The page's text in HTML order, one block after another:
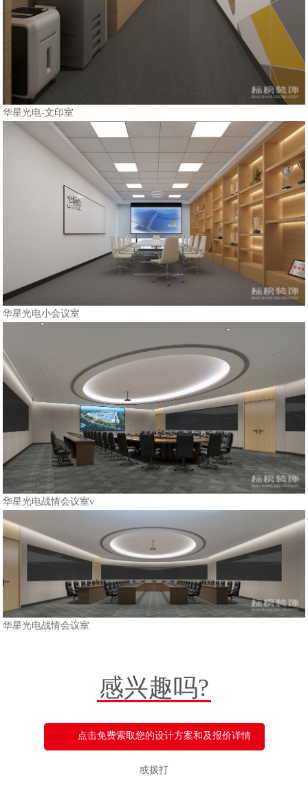
华星光电-文印室
华星光电小会议室
华星光电战情会议室v
华星光电战情会议室
感兴趣吗?
点击免费索取您的设计方案和及报价详情
或拨打